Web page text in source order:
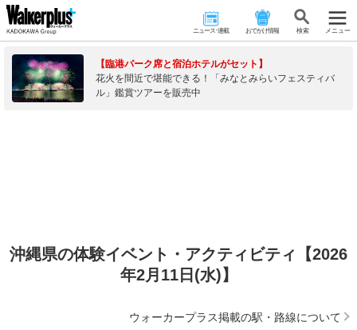
ニュース･連載 おでかけ情報 検 索 メニュー
【臨港パーク席と宿泊ホテルがセット】
花火を間近で堪能できる！「みなとみらいフェスティバ
ル」鑑賞ツアーを販売中
沖縄県の体験イベント・アクティビティ【2026
年2月11日(水)】
ウォーカープラス掲載の駅・路線について